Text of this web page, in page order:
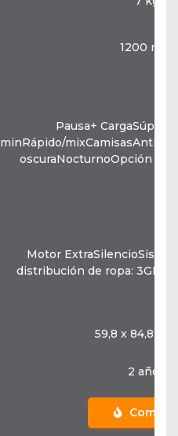
1200 rpm
Pausa+ CargaSúper
minRápido/
oscuraNocturnoOpción
Motor
distribución de ropa:
59,8 x 84,8 x
2 años